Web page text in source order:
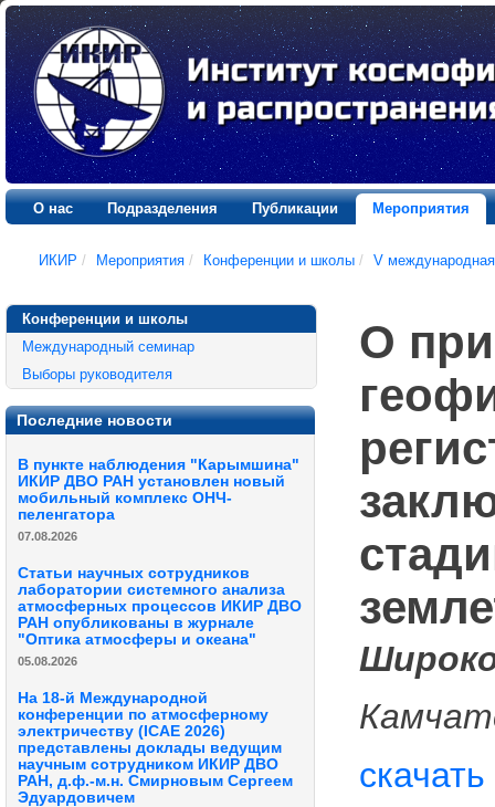
О нас Подразделения Публикации Мероприятия
ИКИР / Мероприятия / Конференции и школы / V
Конференции и школы
Международный семинар
Выборы руководителя
Последние новости
В пункте наблюдения "Карымшина"
ИКИР ДВО РАН установлен новый
мобильный комплекс ОНЧ-
пеленгатора
07.08.2026
Статьи научных сотрудников
лаборатории системного анализа
атмосферных процессов ИКИР ДВО
РАН опубликованы в журнале
"Оптика атмосферы и океана"
05.08.2026
На 18-й Международной
конференции по атмосферному
электричеству (ICAE 2026)
представлены доклады ведущим
научным сотрудником ИКИР ДВО
РАН, д.ф.-м.н. Смирновым Сергеем
Эдуардовичем
О
скачать